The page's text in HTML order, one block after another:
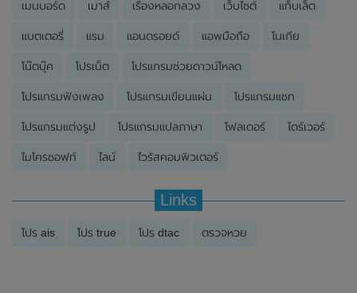
เมนบอร์ด เมาส์ เรื่องหลอกลวง เว็บไซต์ แท็บเล็ต
แบตเตอรี่ แรม แอนดรอยด์ แอพมือถือ โนเกีย
โน๊ตบุ๊ค โปรเน็ต โปรแกรมช่วยดาวน์โหลด
โปรแกรมฟังเพลง โปรแกรมเขียนแผ่น โปรแกรมแชท
โปรแกรมแต่งรูป โปรแกรมแปลภาษา โฟลเดอร์ ไดร์เวอร์
ไมโครซอฟท์ ไลน์ ไวรัสคอมพิวเตอร์
Links
โปร ais โปร true โปร dtac ตรวจหวย